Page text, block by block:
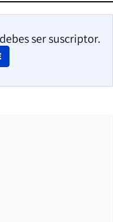
ser suscriptor.
WINDOW